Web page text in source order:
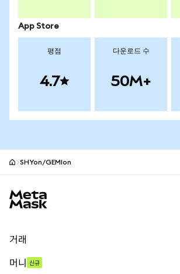
App Store
평점
4.7
다운로드 수
50M+
SHYon/GEMIon
거래
머니 신규